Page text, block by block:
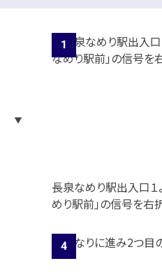
長泉なめり駅出入口１
めり駅前」の信号を右